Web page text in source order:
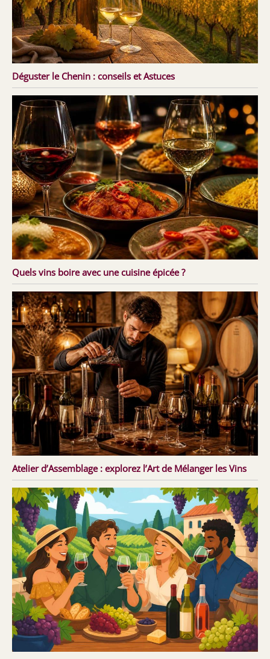
Déguster le Chenin : conseils et Astuces
Quels vins boire avec une cuisine épicée ?
Atelier d’Assemblage : explorez l’Art de Mélanger les Vins